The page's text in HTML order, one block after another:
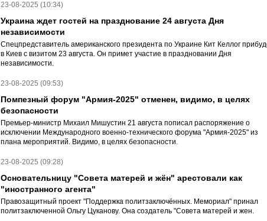
23-08-2025 (10:34)
Украина ждет гостей на празднование 24 августа Дня
независимости
Спецпредставитель американского президента по Украине Кит Келлог
в Киев с визитом 23 августа. Он примет участие в праздновании Дня
независимости.
23-08-2025 (09:53)
Помпезный форум "Армия-2025" отменен, видимо, в целях
безопасности
Премьер-министр Михаил Мишустин 21 августа пописал распоряжение о
исключении Международного военно-технического форума "Армия-2025" из
плана мероприятий. Видимо, в целях безопасности.
23-08-2025 (09:28)
Основательницу "Совета матерей и жён" арестовали как
"иностранного агента"
Правозащитный проект "Поддержка политзаключённых. Мемориал" принал
политзаключенной Ольгу Цуканову. Она создатель "Совета матерей и жен.